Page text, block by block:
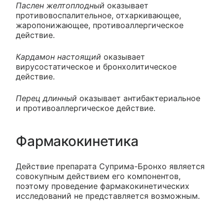
Паслен желтоплодный оказывает
противовоспалительное, отхаркивающее,
жаропонижающее, противоаллергическое
действие.
Кардамон настоящий оказывает
вирусостатическое и бронхолитическое
действие.
Перец длинный оказывает антибактериальное
и противоаллергическое действие.
Фармакокинетика
Действие препарата Суприма-Бронхо является
совокупным действием его компонентов,
поэтому проведение фармакокинетических
исследований не представляется возможным.